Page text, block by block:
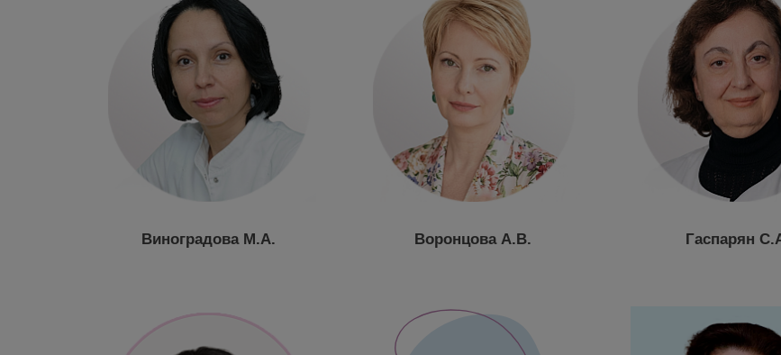
Виноградова М.А. Воронцова А.В. Гаспарян